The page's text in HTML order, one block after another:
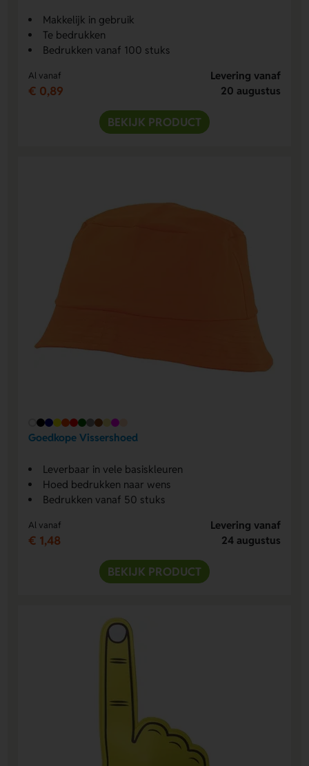
Makkelijk in gebruik
Te bedrukken
Bedrukken vanaf 100 stuks
Al vanaf
€ 0,89
Levering vanaf
20 augustus
BEKIJK PRODUCT
Goedkope Vissershoed
Leverbaar in vele basiskleuren
Hoed bedrukken naar wens
Bedrukken vanaf 50 stuks
Al vanaf
€ 1,48
Levering vanaf
24 augustus
BEKIJK PRODUCT